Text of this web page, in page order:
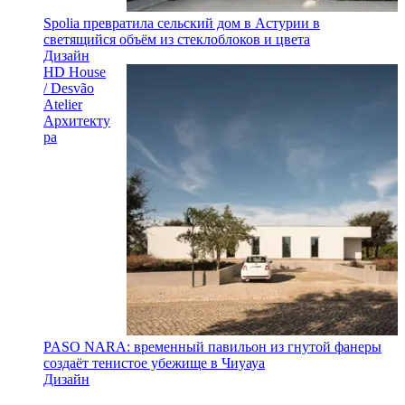
Spolia превратила сельский дом в Астурии в
светящийся объём из стеклоблоков и цвета
Дизайн
HD House
/ Desvão
Atelier
Архитекту
ра
PASO NARA: временный павильон из гнутой фанеры
создаёт тенистое убежище в Чиуауа
Дизайн